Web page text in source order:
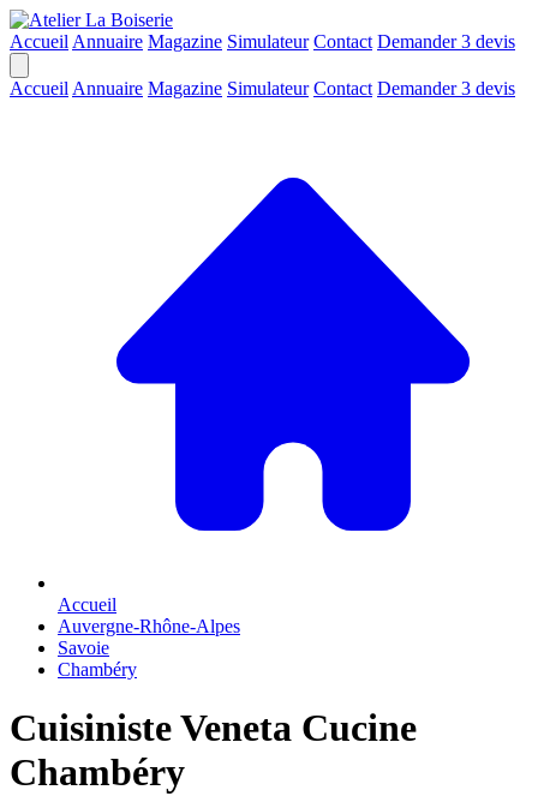
Accueil Annuaire Magazine Simulateur Contact Demander 3 devis
Accueil Annuaire Magazine Simulateur Contact Demander 3 devis
Accueil
Auvergne-Rhône-Alpes
Savoie
Chambéry
Cuisiniste Veneta Cucine
Chambéry